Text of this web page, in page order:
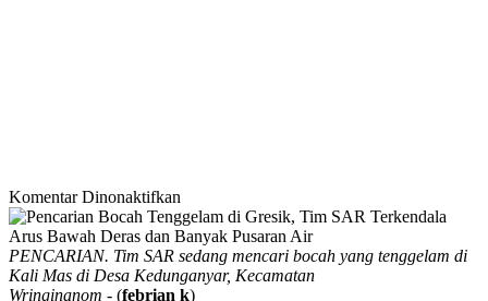
Komentar Dinonaktifkan
Pencarian
Bocah
Tenggelam
di
Gresik,
PENCARIAN. Tim SAR sedang mencari bocah yang tenggelam di
Kali Mas di Desa Kedunganyar, Kecamatan
Wringinanom - (febrian k)